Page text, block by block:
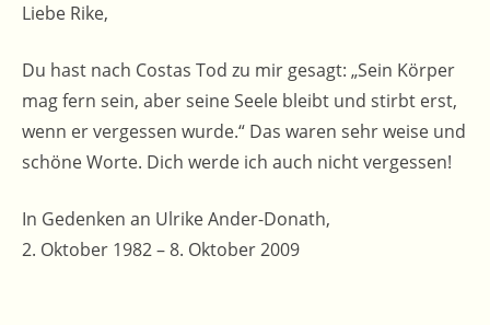
Liebe Rike,
Du hast nach Costas Tod zu mir gesagt: „Sein Körper
mag fern sein, aber seine Seele bleibt und stirbt erst,
wenn er vergessen wurde.“ Das waren sehr weise und
schöne Worte. Dich werde ich auch nicht vergessen!
In Gedenken an Ulrike Ander-Donath,
2. Oktober 1982 – 8. Oktober 2009